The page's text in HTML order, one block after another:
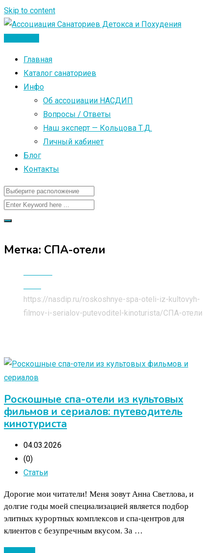
Skip to content
Главная
Каталог санаториев
Инфо
Об ассоциации НАСДИП
Вопросы / Ответы
Наш эксперт — Кольцова Т.Д.
Личный кабинет
Блог
Контакты
Метка: СПА-отели
https://nasdip.ru/roskoshnye-spa-oteli-iz-kultovyh-
filmov-i-serialov-putevoditel-kinoturista/СПА-отели
Роскошные спа-отели из культовых
фильмов и сериалов: путеводитель
кинотуриста
04.03.2026
(0)
Статьи
Дорогие мои читатели! Меня зовут Анна Светлова, и
долгие годы моей специализацией является подбор
элитных курортных комплексов и спа-центров для
клиентов с безупречным вкусом. За …